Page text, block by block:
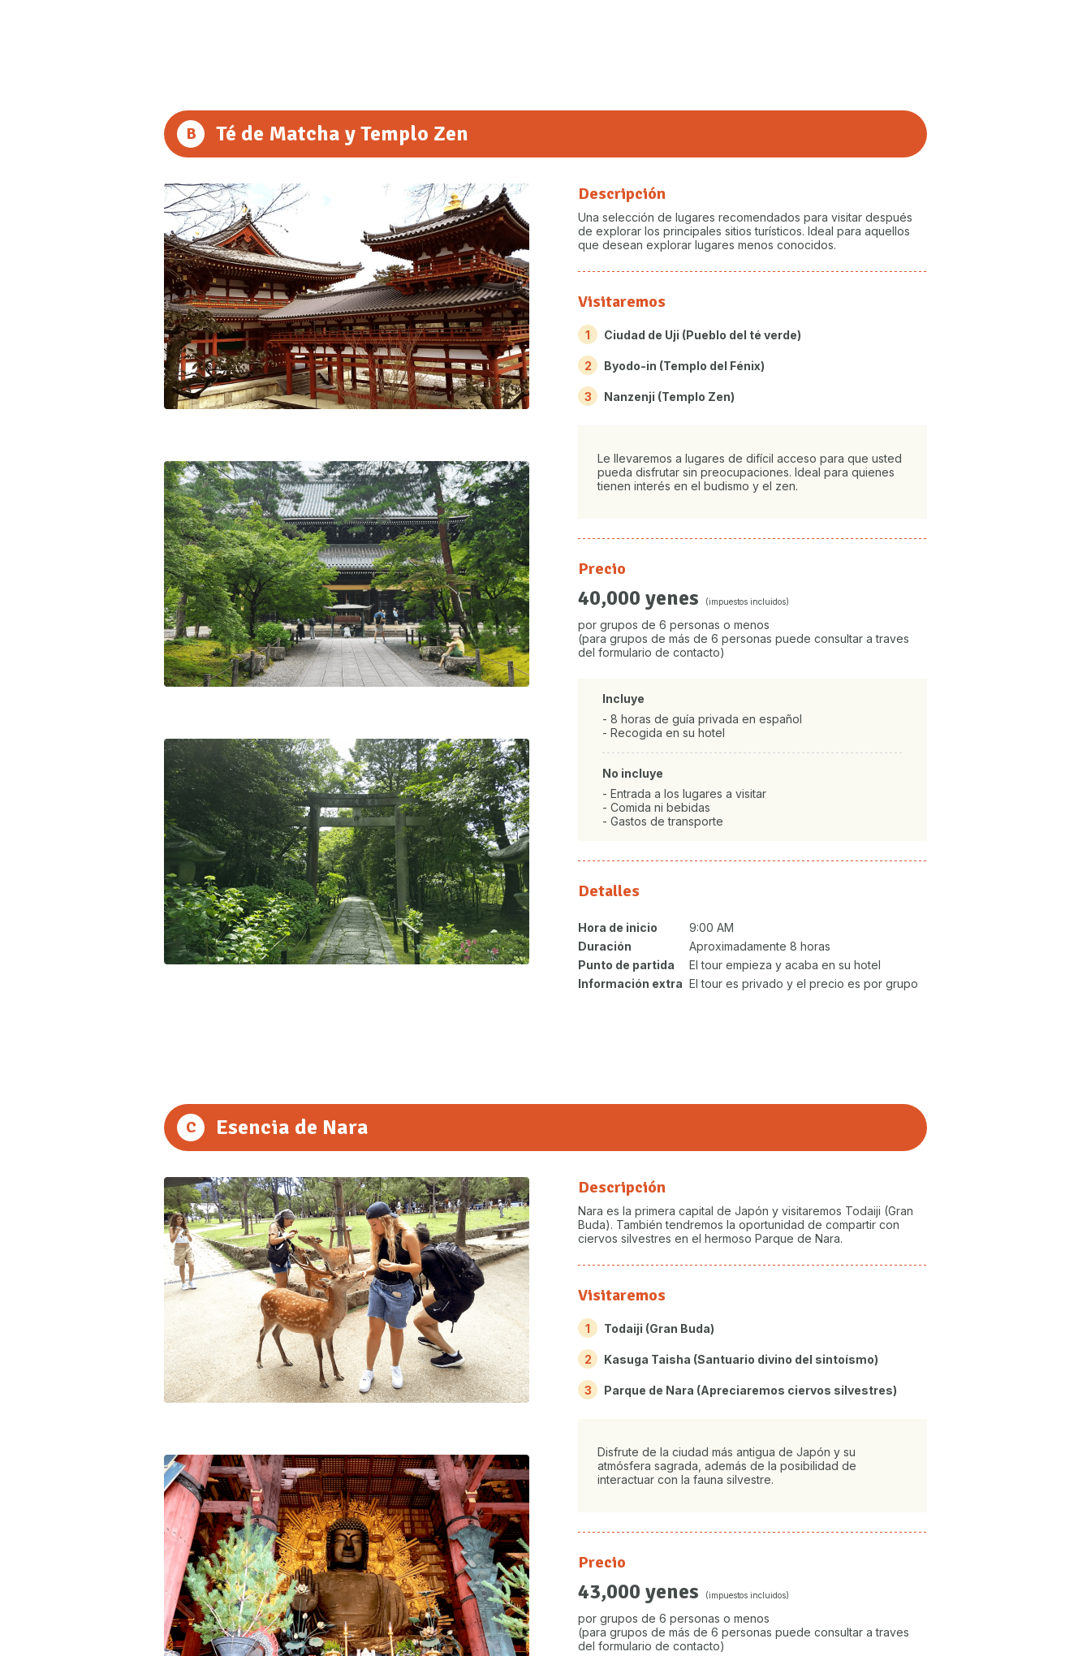
B Té de Matcha y Templo Zen
Descripción
Una selección de lugares recomendados para visitar después
de explorar los principales sitios turísticos. Ideal para aquellos
que desean explorar lugares menos conocidos.
Visitaremos
1 Ciudad de Uji (Pueblo del té verde)
2 Byodo-in (Templo del Fénix)
3 Nanzenji (Templo Zen)
Le llevaremos a lugares de difícil acceso para que usted
pueda disfrutar sin preocupaciones. Ideal para quienes
tienen interés en el budismo y el zen.
Precio
40,000 yenes (impuestos incluidos)
por grupos de 6 personas o menos
(para grupos de más de 6 personas puede consultar a traves
del formulario de contacto)
Incluye
- 8 horas de guía privada en español
- Recogida en su hotel
No incluye
- Entrada a los lugares a visitar
- Comida ni bebidas
- Gastos de transporte
Detalles
Hora de inicio
9:00 AM
Duración
Aproximadamente 8 horas
Punto de partida
El tour empieza y acaba en su hotel
Información extra El tour es privado y el precio es por grupo
C Esencia de Nara
Descripción
Nara es la primera capital de Japón y visitaremos Todaiji (Gran
Buda). También tendremos la oportunidad de compartir con
ciervos silvestres en el hermoso Parque de Nara.
Visitaremos
1 Todaiji (Gran Buda)
2 Kasuga Taisha (Santuario divino del sintoísmo)
3 Parque de Nara (Apreciaremos ciervos silvestres)
Disfrute de la ciudad más antigua de Japón y su
atmósfera sagrada, además de la posibilidad de
interactuar con la fauna silvestre.
Precio
43,000 yenes (impuestos incluidos)
por grupos de 6 personas o menos
(para grupos de más de 6 personas puede consultar a traves
del formulario de contacto)